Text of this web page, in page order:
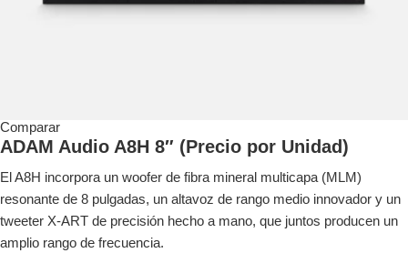
Comparar
ADAM Audio A8H 8″ (Precio por Unidad)
El A8H incorpora un woofer de fibra mineral multicapa (MLM)
resonante de 8 pulgadas, un altavoz de rango medio innovador y un
tweeter X-ART de precisión hecho a mano, que juntos producen un
amplio rango de frecuencia.